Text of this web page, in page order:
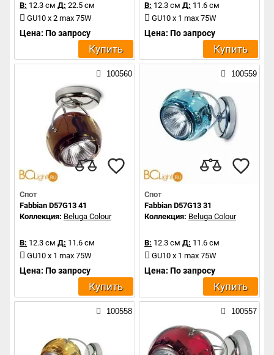
В: 12.3 см Д: 22.5 см
GU10 x 2 max 75W
Цена: По запросу
Купить
В: 12.3 см Д: 11.6 см
GU10 x 1 max 75W
Цена: По запросу
Купить
100560
Спот
Fabbian D57G13 41
Коллекция: Beluga Colour
В: 12.3 см Д: 11.6 см
GU10 x 1 max 75W
Цена: По запросу
Купить
100559
Спот
Fabbian D57G13 31
Коллекция: Beluga Colour
В: 12.3 см Д: 11.6 см
GU10 x 1 max 75W
Цена: По запросу
Купить
100558 100557